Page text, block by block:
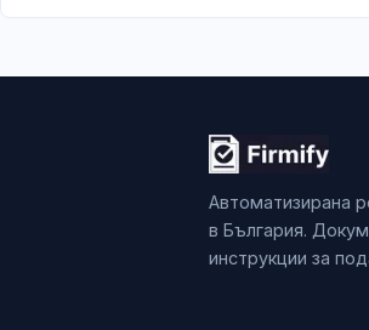
Автоматизирана
в България.
инструкции за